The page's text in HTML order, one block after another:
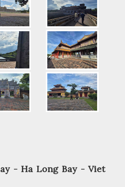
- Ha Long Bay - Viet